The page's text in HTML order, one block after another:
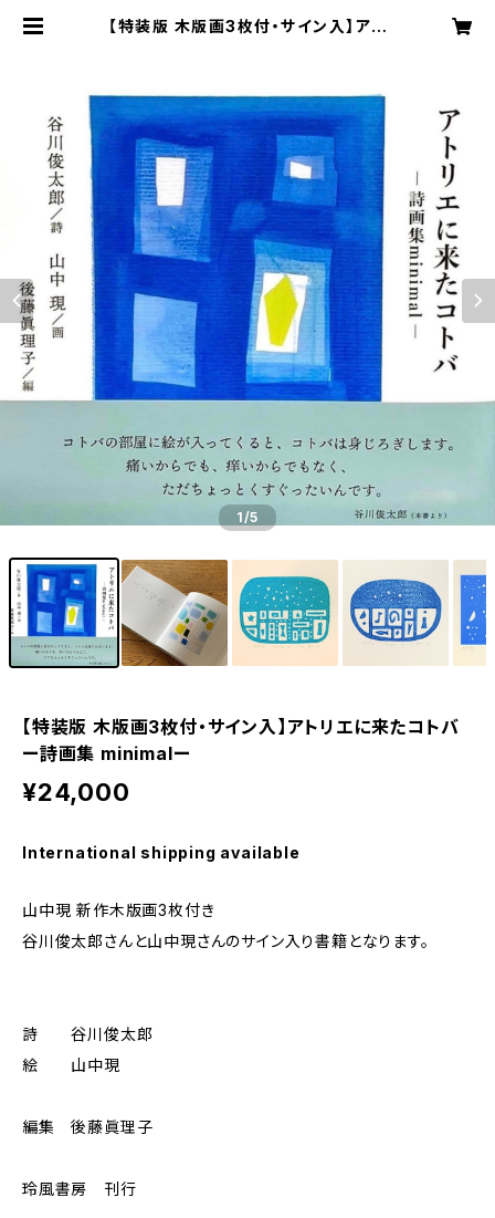
【特装版 木版画3枚付・サイン入】アト
1/5
【特装版 木版画3枚付・サイン入】アトリエに来たコトバ
ー詩画集 minimalー
¥24,000
International shipping available
山中現 新作木版画3枚付き
谷川俊太郎さんと山中現さんのサイン入り書籍となります。
詩 谷川俊太郎
絵 山中現
編集 後藤眞理子
玲風書房 刊行